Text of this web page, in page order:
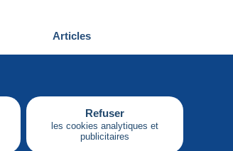
Refuser
les cookies analytiques et
publicitaires
Articles